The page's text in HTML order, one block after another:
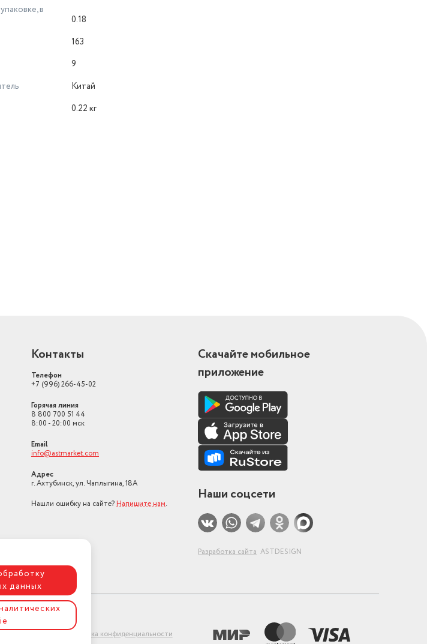
в
0.18
163
9
Китай
0.22 кг
Контакты
Телефон
+7 (996) 266-45-02
Горячая линия
8 800 700 51 44
8:00 - 20:00 мск
Email
info@astmarket.com
Адрес
г. Ахтубинск, ул. Чаплыгина, 18А
Нашли ошибку на сайте? Напишите нам.
Скачайте мобильное
приложение
Наши соцсети
Разработка сайта ASTDESIGN
Политика конфиденциальности
данных